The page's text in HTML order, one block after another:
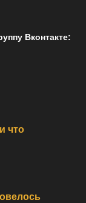
Вконтакте:
что